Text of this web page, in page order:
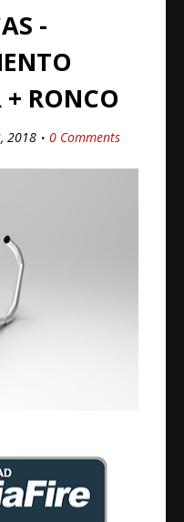
-
+ RONCO
2018 0 Comments